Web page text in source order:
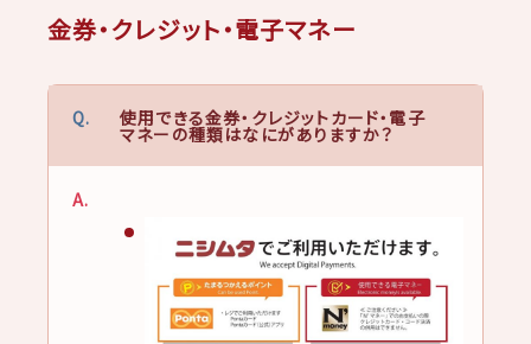
金券・クレジット・電子マネー
使用できる金券・クレジットカード・電子
マネーの種類はなにがありますか？